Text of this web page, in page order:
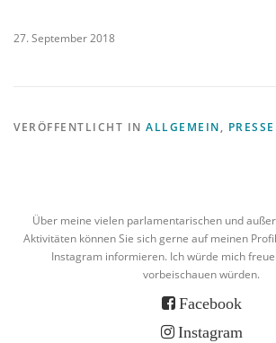
27. September 2018
VERÖFFENTLICHT IN ALLGEMEIN,
Über meine vielen parlamentarischen und
Aktivitäten können Sie sich gerne auf meinen
Instagram informieren. Ich würde mich
vorbeischauen würden.
Facebook
Instagram